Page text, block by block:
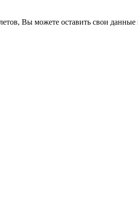
Вы можете оставить свои